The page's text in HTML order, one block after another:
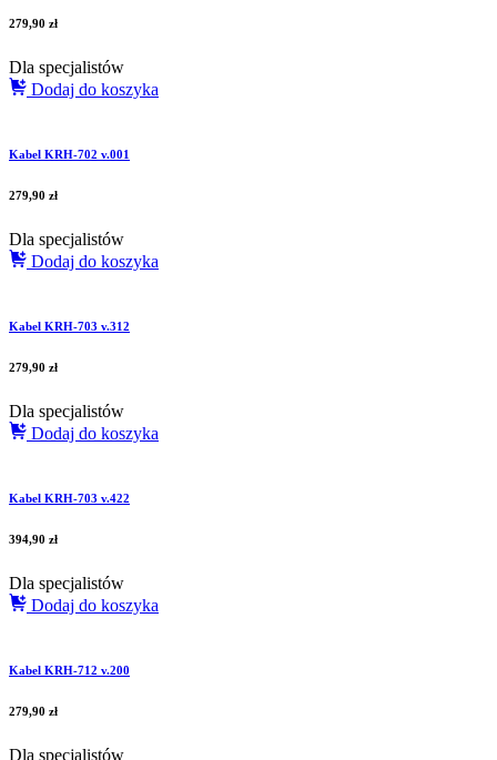
279,90 zł
Dla specjalistów
Dodaj do koszyka
Kabel KRH-702 v.001
279,90 zł
Dla specjalistów
Dodaj do koszyka
Kabel KRH-703 v.312
279,90 zł
Dla specjalistów
Dodaj do koszyka
Kabel KRH-703 v.422
394,90 zł
Dla specjalistów
Dodaj do koszyka
Kabel KRH-712 v.200
279,90 zł
Dla specjalistów